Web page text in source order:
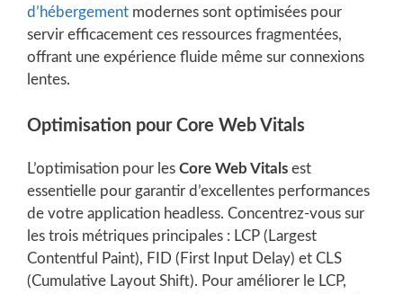
d’hébergement modernes sont optimisées pour
servir efficacement ces ressources fragmentées,
offrant une expérience fluide même sur connexions
lentes.
Optimisation pour Core Web Vitals
L’optimisation pour les Core Web Vitals est
essentielle pour garantir d’excellentes performances
de votre application headless. Concentrez-vous sur
les trois métriques principales : LCP (Largest
Contentful Paint), FID (First Input Delay) et CLS
(Cumulative Layout Shift). Pour améliorer le LCP,